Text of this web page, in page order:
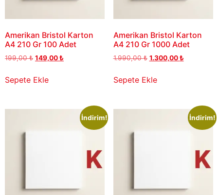
Amerikan Bristol Karton
A4 210 Gr 100 Adet
199,00₺ 149,00₺
Sepete Ekle
Amerikan Bristol Karton
A4 210 Gr 1000 Adet
1.990,00₺ 1.300,00₺
Sepete Ekle
İndirim! İndirim!